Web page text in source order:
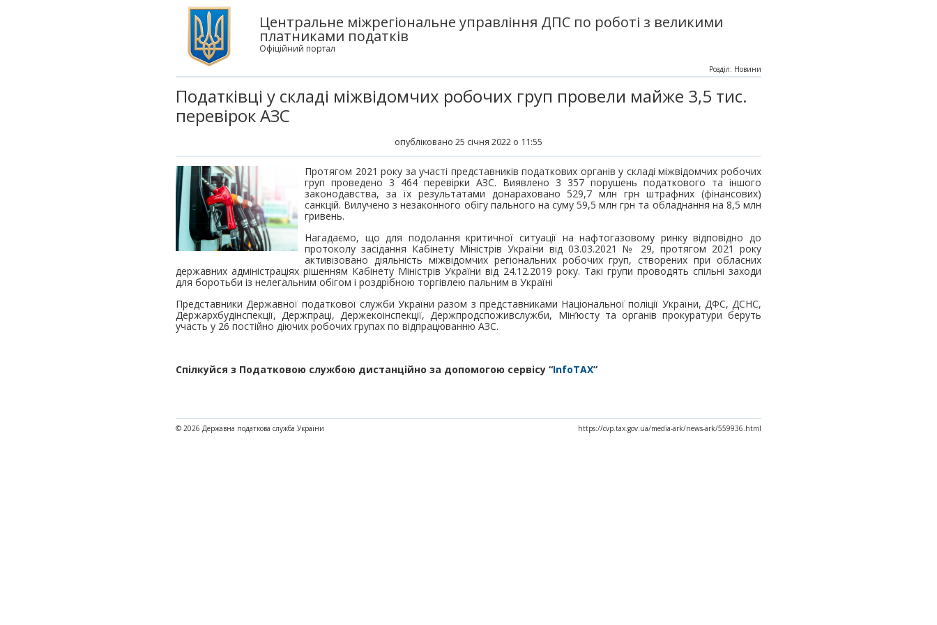
Центральне міжрегіональне управління ДПС по роботі з великими
платниками податків
Офіційний портал
Податківці у складі міжвідомчих робочих груп провели майже 3,5 тис.
перевірок АЗС
опубліковано 25 січня 2022 о 11:55
Розділ: Новини
Протягом 2021 року за участі представників податкових органів у складі міжвідомчих робочих
груп проведено 3 464 перевірки АЗС. Виявлено 3 357 порушень податкового та іншого
законодавства, за їх результатами донараховано 529,7 млн грн штрафних (фінансових)
санкцій. Вилучено з незаконного обігу пального на суму 59,5 млн грн та обладнання на 8,5 млн
гривень.
Нагадаємо, що для подолання критичної ситуації на нафтогазовому ринку відповідно до
протоколу засідання Кабінету Міністрів України від 03.03.2021 № 29, протягом 2021 року
активізовано діяльність міжвідомчих регіональних робочих груп, створених при обласних
державних адміністраціях рішенням Кабінету Міністрів України від 24.12.2019 року. Такі групи проводять спільні заходи
для боротьби із нелегальним обігом і роздрібною торгівлею пальним в Україні
Представники Державної податкової служби України разом з представниками Національної поліції України, ДФС, ДСНС,
Держархбудінспекції, Держпраці, Держекоінспекції, Держпродспоживслужби, Мін’юсту та органів прокуратури беруть
участь у 26 постійно діючих робочих групах по відпрацюванню АЗС.
Спілкуйся з Податковою службою дистанційно за допомогою сервісу “InfoTAX”
© 2026 Державна податкова служба України https://cvp.tax.gov.ua/media-ark/news-ark/559936.html